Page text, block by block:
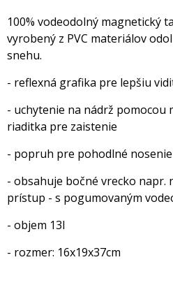
100% vodeodolný magnetický
vyrobený z PVC materiálov
snehu.
- reflexná grafika pre lepšiu
- uchytenie na nádrž pomocou
riaditka pre zaistenie
- popruh pre pohodlné
- obsahuje bočné vrecko napr.
prístup - s pogumovaným
- objem 13l
- rozmer: 16x19x37cm